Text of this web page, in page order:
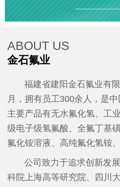
ABOUT US
金石氟业
福建省建阳金石氟业有限
月，拥有员工300余人，是中
主要产品有无水氟化氢、工
级电子级氢氟酸、全氟丁基
氟化铵溶液、高纯氟化氢铵
啶等。2025年全年产值达7
司先后荣获国家级高新技术
公司致力于追求创新发展
科院上海高等研究院、四川